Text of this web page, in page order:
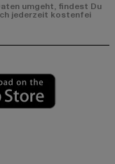
umgeht, findest Du
jederzeit kostenfei